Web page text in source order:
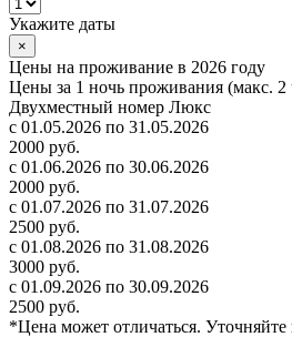
Укажите даты
×
Цены на проживание в 2026 году
Цены за 1 ночь проживания (макс. 2
Двухместный номер Люкс
с 01.05.2026 по 31.05.2026
2000 руб.
с 01.06.2026 по 30.06.2026
2000 руб.
с 01.07.2026 по 31.07.2026
2500 руб.
с 01.08.2026 по 31.08.2026
3000 руб.
с 01.09.2026 по 30.09.2026
2500 руб.
*Цена может отличаться.